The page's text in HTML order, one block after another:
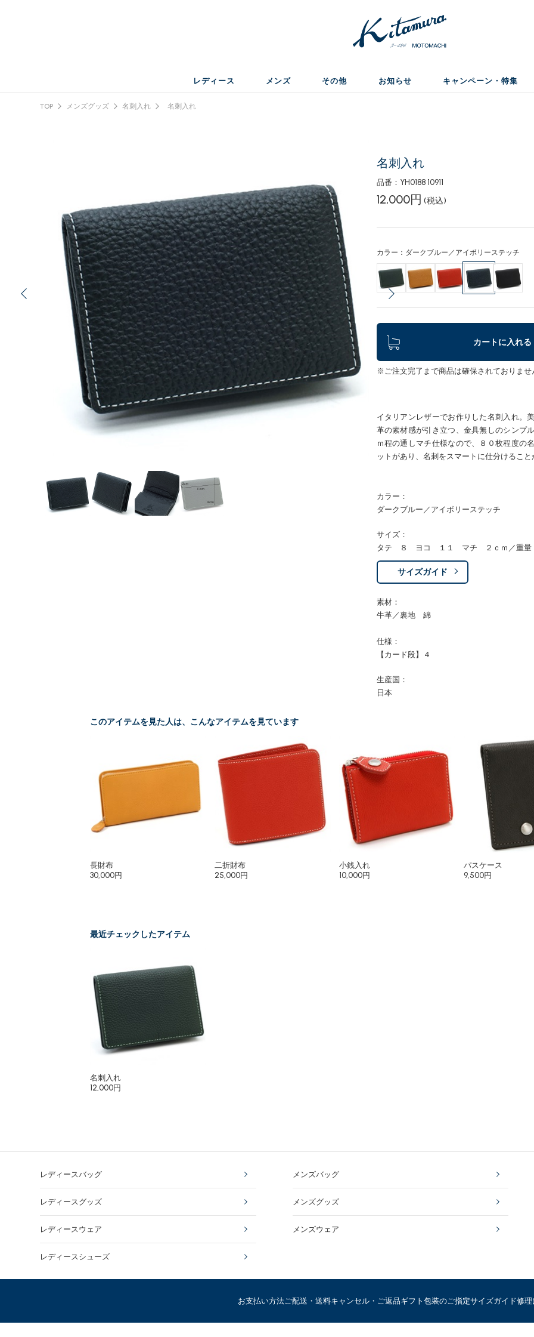
レディース メンズ その他 お知らせ キャンペーン・特集
TOP メンズグッズ 名刺入れ 名刺入れ
名刺入れ
品番：YH0188 10911
12,000円 (税込)
カラー：ダークブルー／アイボリーステッチ
カートに入れる
※ご注文完了まで商品は確保されておりませ
イタリアンレザーでお作りした名刺入れ。
革の素材感が引き立つ、金具無しのシンプ
ｍ程の通しマチ仕様なので、８０枚程度の
ットがあり、名刺をスマートに仕分けるこ
カラー：
ダークブルー／アイボリーステッチ
サイズ：
タテ ８ ヨコ １１ マチ ２ｃｍ／重量
サイズガイド
素材：
牛革／裏地 綿
仕様：
【カード段】４
生産国：
日本
このアイテムを見た人は、こんなアイテムを見ています
長財布
30,000円
二折財布
25,000円
小銭入れ
10,000円
パスケース
9,500円
最近チェックしたアイテム
名刺入れ
12,000円
レディースバッグ
レディースグッズ
レディースウェア
レディースシューズ
メンズバッグ
メンズグッズ
メンズウェア
お支払い方法ご配送・送料キャンセル・ご返品ギフト包装のご指定サイズガイド修理